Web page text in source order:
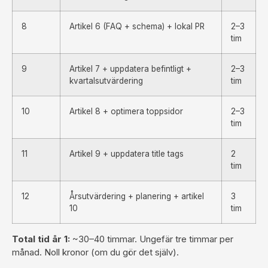
8 Artikel 6 (FAQ + schema) + lokal PR
2–3
tim
9
Artikel 7 + uppdatera befintligt +
kvartalsutvärdering
2–3
tim
10 Artikel 8 + optimera toppsidor
2–3
tim
11 Artikel 9 + uppdatera title tags
2
tim
12
Årsutvärdering + planering + artikel
10
3
tim
Total tid år 1: ~30–40 timmar. Ungefär tre timmar per
månad. Noll kronor (om du gör det själv).